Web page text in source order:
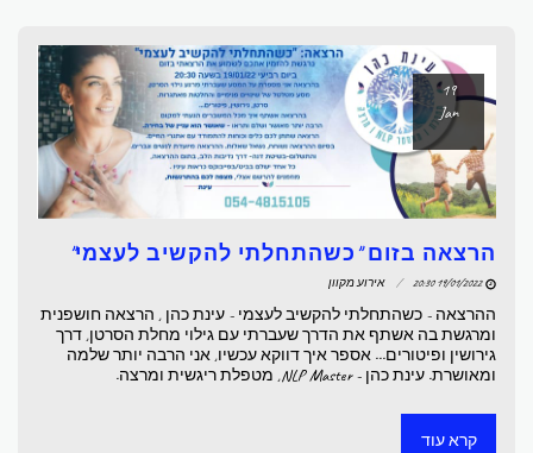
Jan
הרצאה בזום "כשהתחלתי להקשיב לעצמי"
19/01/2022 20:30 אירוע מקוון
ההרצאה - כשהתחלתי להקשיב לעצמי - עינת כהן , הרצאה חושפנית
ומרגשת בה אשתף את הדרך שעברתי עם גילוי מחלת הסרטן, דרך
גירושין ופיטורים... אספר איך דווקא עכשיו, אני הרבה יותר שלמה
ומאושרת. עינת כהן - NLP Master, מטפלת ריגשית ומרצה.
קרא עוד